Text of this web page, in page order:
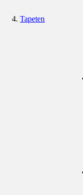
Tapeten